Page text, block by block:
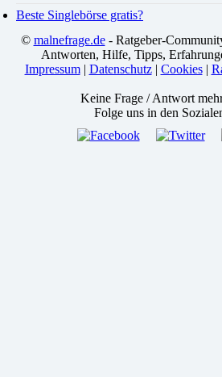
Beste Singlebörse gratis?
© malnefrage.de- Ratgeber-
Antworten, Hilfe, Tipps,
Impressum| Datenschutz| Cookies|
Keine Frage / Antwort
Folge uns in den